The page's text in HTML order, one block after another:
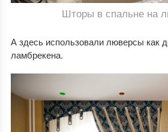
Шторы в спальне на
А здесь использовали люверсы как
ламбрекена.